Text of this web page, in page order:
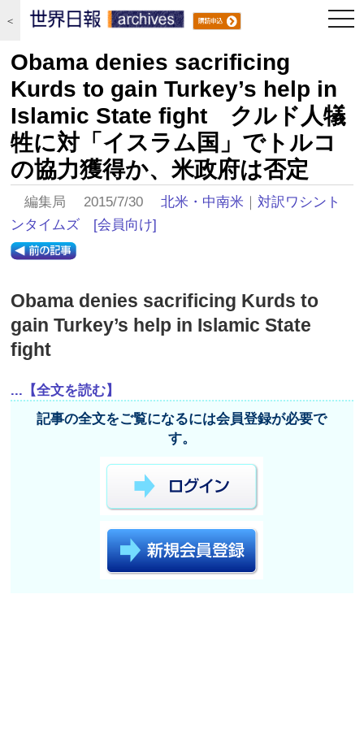
＜
Obama denies sacrificing
Kurds to gain Turkey’s help in
Islamic State fight クルド人犠
牲に対「イスラム国」でトルコ
の協力獲得か、米政府は否定
編集局 2015/7/30北米・中南米 ｜対訳ワシント
ンタイムズ
[会員向け]
Obama denies sacrificing Kurds to
gain Turkey’s help in Islamic State
fight
...【全文を読む】
記事の全文をご覧になるには会員登録が必要で
す。